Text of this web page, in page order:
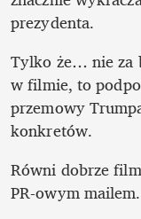
prezydenta.
Tylko że… nie za
w filmie, to
przemowy
konkretów.
Równi dobrze
PR-owym mailem.